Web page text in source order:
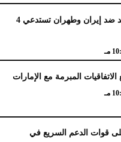
الاتحاد الأوروبي يصعّد ضد إيران وطهران تستدعي 4
مـ
المبرمة مع الإمارات
مـ
قوات الدعم السريع في